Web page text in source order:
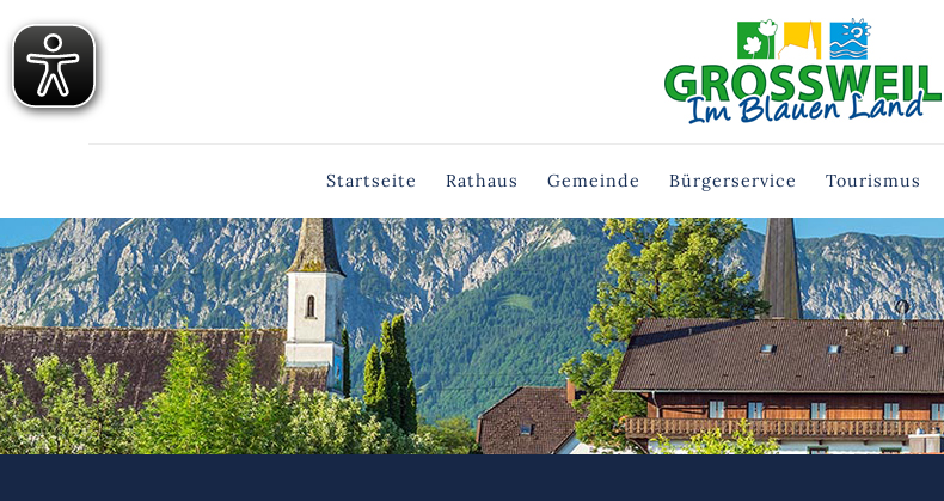
Startseite Rathaus Gemeinde Bürgerservice Tourismus